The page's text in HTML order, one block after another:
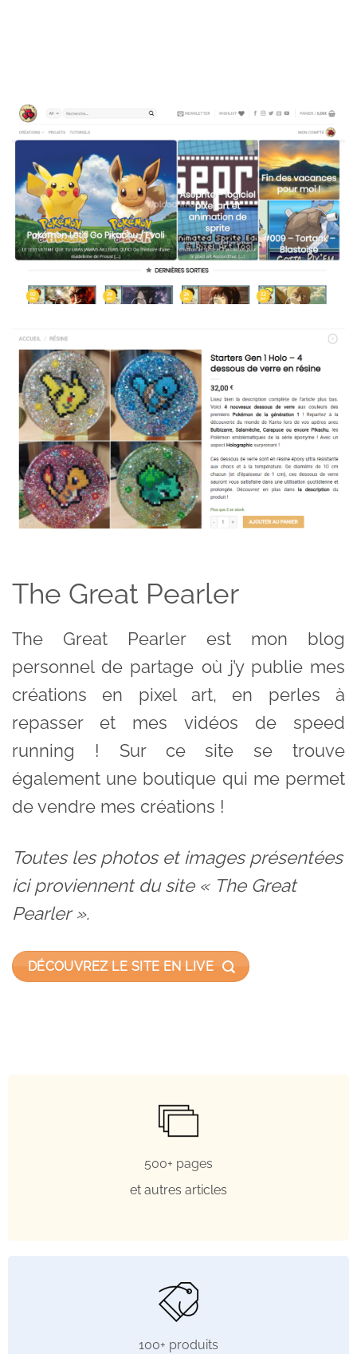
Upload Image...
The Great Pearler
The Great Pearler est mon blog
personnel de partage où j’y publie mes
créations en pixel art, en perles à
repasser et mes vidéos de speed
running ! Sur ce site se trouve
également une boutique qui me permet
de vendre mes créations !
Toutes les photos et images présentées
ici proviennent du site « The Great
Pearler ».
DÉCOUVREZ LE SITE EN LIVE
500+ pages
et autres articles
100+ produits